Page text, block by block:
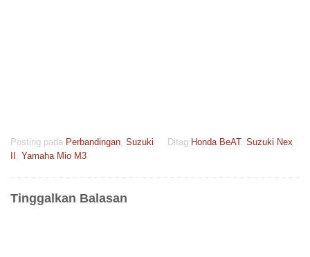
Posting pada Perbandingan Suzuki Ditag Honda BeAT, Suzuki Nex
II Yamaha Mio M3
Tinggalkan Balasan